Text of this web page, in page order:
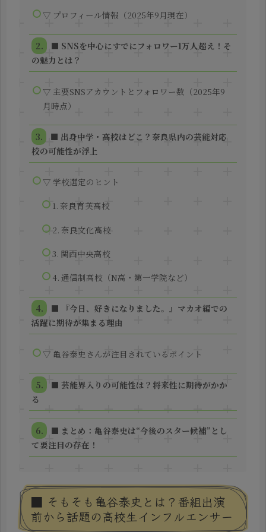
▽ プロフィール情報（2025年9月現在）
■ SNSを中心にすでにフォロワー1万人超え！そ
の魅力とは？
▽ 主要SNSアカウントとフォロワー数（2025年9
月時点）
■ 出身中学・高校はどこ？奈良県内の芸能対応
校の可能性が浮上
▽ 学校選定のヒント
1. 奈良育英高校
2. 奈良文化高校
3. 関西中央高校
4. 通信制高校（N高・第一学院など）
■ 『今日、好きになりました。』マカオ編での
活躍に期待が集まる理由
▽ 亀谷泰史さんが注目されているポイント
■ 芸能界入りの可能性は？将来性に期待がかか
る
■ まとめ：亀谷泰史は“今後のスター候補”とし
て要注目の存在！
■ そもそも亀谷泰史とは？番組出演
前から話題の高校生インフルエンサー